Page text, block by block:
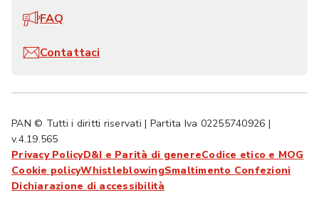
FAQ
Contattaci
PAN © Tutti i diritti riservati | Partita Iva 02255740926 |
v.4.19.565
Privacy PolicyD&I e Parità di genereCodice etico e MOG
Cookie policyWhistleblowingSmaltimento Confezioni
Dichiarazione di accessibilità